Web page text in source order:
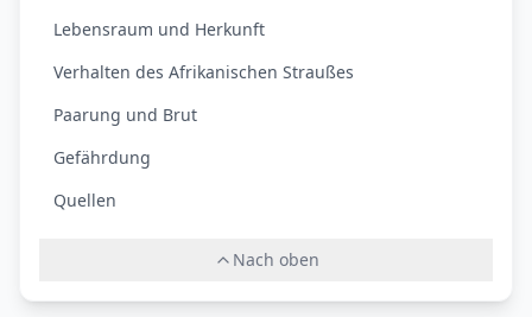
Lebensraum und Herkunft
Verhalten des Afrikanischen Straußes
Paarung und Brut
Gefährdung
Quellen
Nach oben